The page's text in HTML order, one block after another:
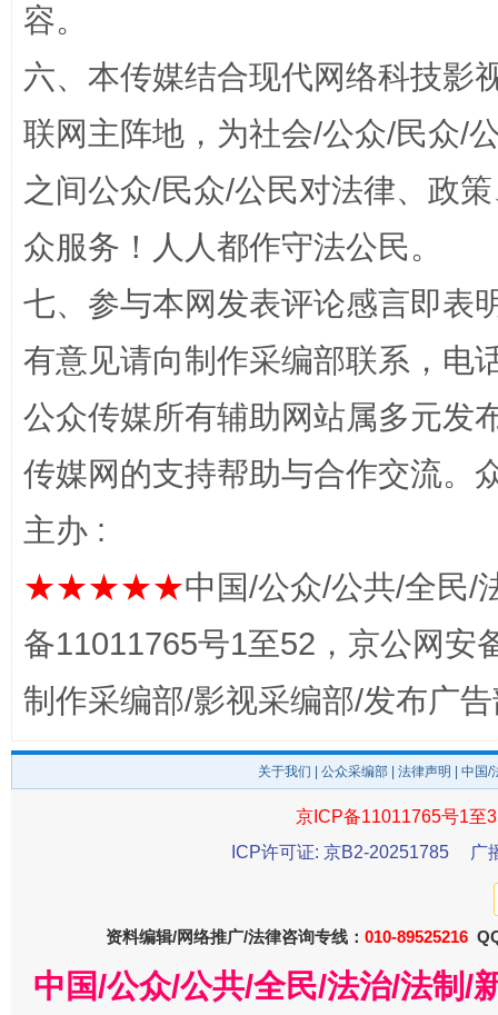
如何以同查同治破解风腐交织难题
完善运行机制助力责任有效落实
一纸欠条伤亲情 巡回调解促和解..
容。
六、本传媒结合现代网络科技影
联网主阵地，为社会/公众/民众/
之间公众/民众/公民对法律、政
众服务！人人都作守法公民。
七、参与本网发表评论感言即表
有意见请向制作采编部联系，电
公众传媒所有辅助网站属多元发
传媒网的支持帮助与合作交流。
主办 :
★★★★★中国/公众/公共/全民/
备11011765号1至52，京公网安
制作采编部/影视采编部/发布广
关于我们 公众采编部 法律声明 | 中国
京ICP备11011765号1至
ICP许可证: 京B2-20251785
广
资料编辑/网络推广/法律咨询专线： 010-89525216
中国/公众/公共/全民/法治/法制/